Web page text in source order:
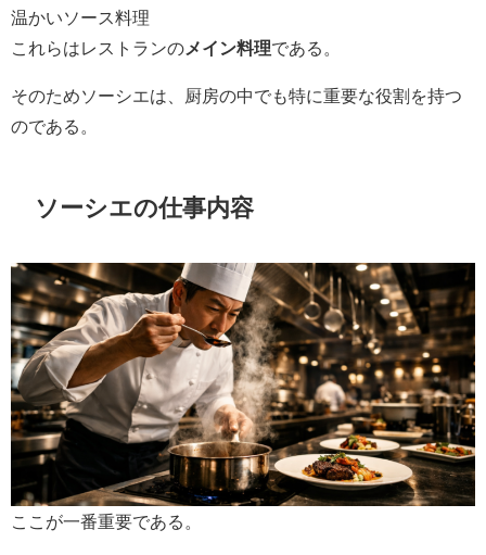
温かいソース料理
これらはレストランのメイン料理である。
そのためソーシエは、厨房の中でも特に重要な役割を持つ
のである。
ソーシエの仕事内容
ここが一番重要である。